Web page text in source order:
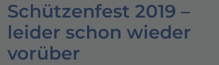
Schützenfest 2019 –
leider schon wieder
vorüber